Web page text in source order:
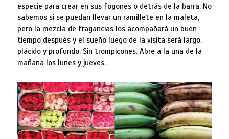
especie para crear en sus fogones o detrás de la barra. No
sabemos si se puedan llevar un ramillete en la maleta,
pero la mezcla de fragancias los acompañará un buen
tiempo después y el sueño luego de la visita será largo,
plácido y profundo. Sin trompicones. Abre a la una de la
mañana los lunes y jueves.